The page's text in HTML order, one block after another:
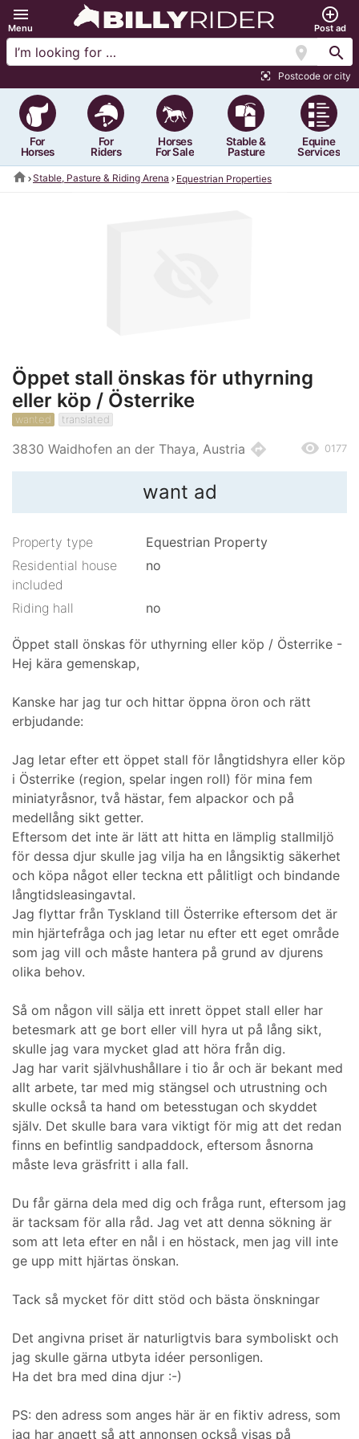
menu
Menu
add_circle_outline
Post ad
location_on search
center_focus_strong Postcode or city
For
Horses
For
Riders
Horses
For Sale
Stable &
Pasture
Equine
Services
home Stable, Pasture & Riding Arena Equestrian Properties
Öppet stall önskas för uthyrning
eller köp / Österrike
wanted translated
3830 Waidhofen an der Thaya, Austria directions remove_red_eye 0177
want ad
Property type
Equestrian Property
Residential house
included
no
Riding hall no
Öppet stall önskas för uthyrning eller köp / Österrike -
Hej kära gemenskap,
Kanske har jag tur och hittar öppna öron och rätt
erbjudande:
Jag letar efter ett öppet stall för långtidshyra eller köp
i Österrike (region, spelar ingen roll) för mina fem
miniatyråsnor, två hästar, fem alpackor och på
medellång sikt getter.
Eftersom det inte är lätt att hitta en lämplig stallmiljö
för dessa djur skulle jag vilja ha en långsiktig säkerhet
och köpa något eller teckna ett pålitligt och bindande
långtidsleasingavtal.
Jag flyttar från Tyskland till Österrike eftersom det är
min hjärtefråga och jag letar nu efter ett eget område
som jag vill och måste hantera på grund av djurens
olika behov.
Så om någon vill sälja ett inrett öppet stall eller har
betesmark att ge bort eller vill hyra ut på lång sikt,
skulle jag vara mycket glad att höra från dig.
Jag har varit självhushållare i tio år och är bekant med
allt arbete, tar med mig stängsel och utrustning och
skulle också ta hand om betesstugan och skyddet
själv. Det skulle bara vara viktigt för mig att det redan
finns en befintlig sandpaddock, eftersom åsnorna
måste leva gräsfritt i alla fall.
Du får gärna dela med dig och fråga runt, eftersom jag
är tacksam för alla råd. Jag vet att denna sökning är
som att leta efter en nål i en höstack, men jag vill inte
ge upp mitt hjärtas önskan.
Tack så mycket för ditt stöd och bästa önskningar
Det angivna priset är naturligtvis bara symboliskt och
jag skulle gärna utbyta idéer personligen.
Ha det bra med dina djur :-)
PS: den adress som anges här är en fiktiv adress, som
jag har angett så att annonsen också visas på